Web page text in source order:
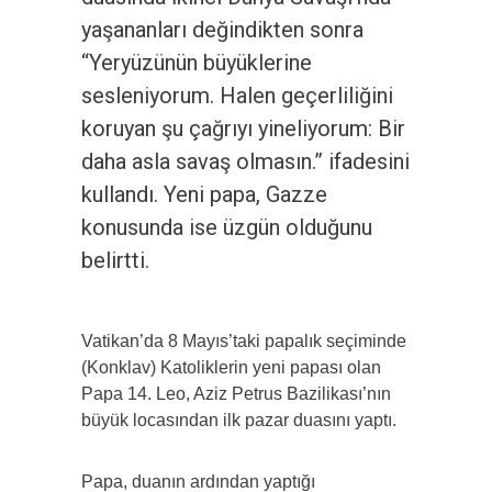
yaşananları değindikten sonra
“Yeryüzünün büyüklerine
sesleniyorum. Halen geçerliliğini
koruyan şu çağrıyı yineliyorum: Bir
daha asla savaş olmasın.” ifadesini
kullandı. Yeni papa, Gazze
konusunda ise üzgün olduğunu
belirtti.
Vatikan’da 8 Mayıs’taki papalık seçiminde
(Konklav) Katoliklerin yeni papası olan
Papa 14. Leo, Aziz Petrus Bazilikası’nın
büyük locasından ilk pazar duasını yaptı.
Papa, duanın ardından yaptığı